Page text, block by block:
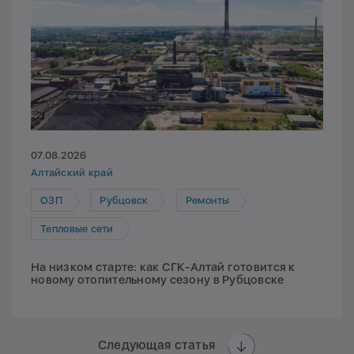
07.08.2026
Алтайский край
ОЗП Рубцовск Ремонты
Тепловые сети
На низком старте: как СГК-Алтай готовится к
новому отопительному сезону в Рубцовске
Следующая статья